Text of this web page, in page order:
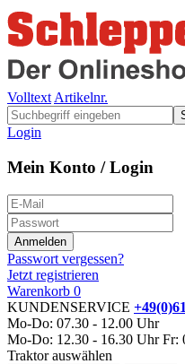
Volltext Artikelnr.
Login
Mein Konto / Login
Passwort vergessen?
Jetzt registrieren
Warenkorb 0
KUNDENSERVICE
Mo-Do: 07.30 - 12.00 Uhr
Mo-Do: 12.30 - 16.30 Uhr Fr:
Traktor auswählen